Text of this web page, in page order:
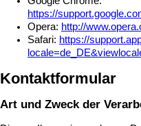
https://
Opera: http://
Safari: https://
Kontaktformular
Art und Zweck der